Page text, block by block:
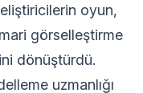
oyun,
görselleştirme
dönüştürdü.
uzmanlığı